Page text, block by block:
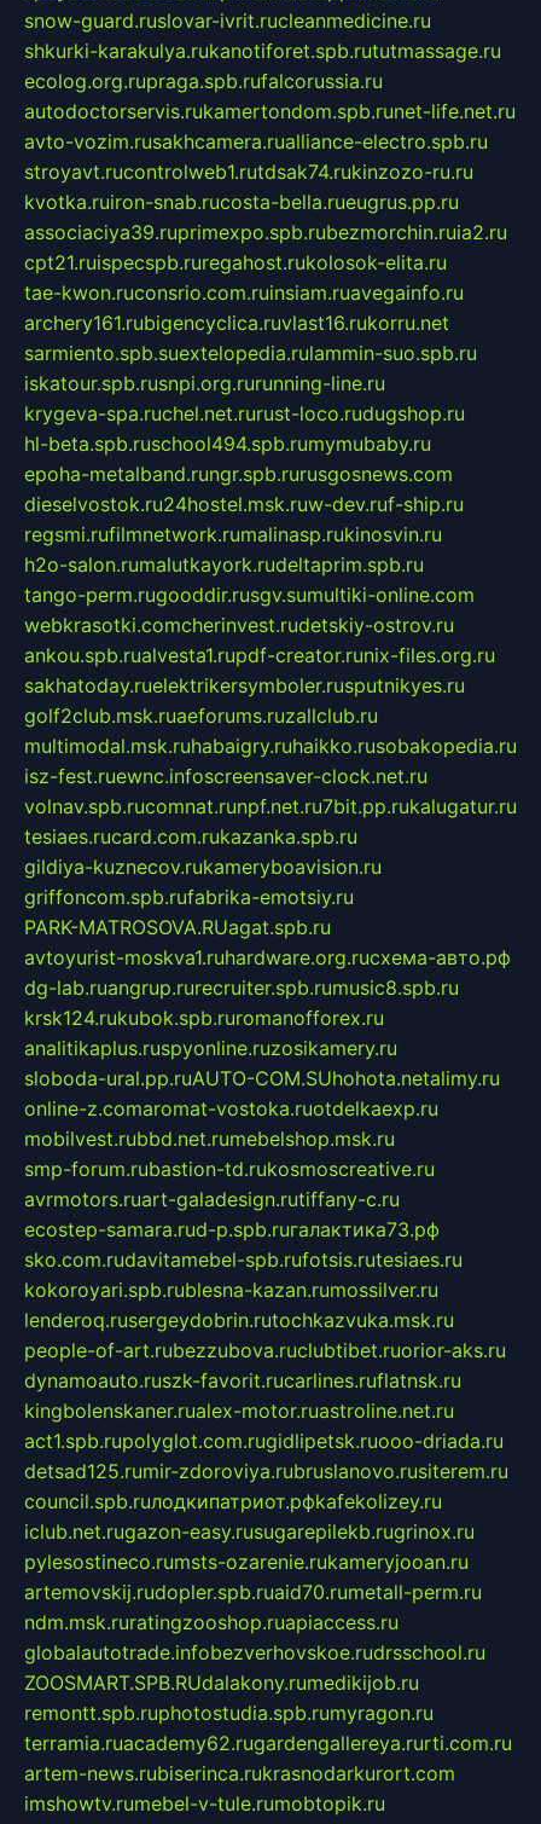
snow-guard.ruslovar-ivrit.rucleanmedicine.ru
shkurki-karakulya.rukanotiforet.spb.rututmassage.ru
ecolog.org.rupraga.spb.rufalcorussia.ru
autodoctorservis.rukamertondom.spb.runet-life.net.ru
avto-vozim.rusakhcamera.rualliance-electro.spb.ru
stroyavt.rucontrolweb1.rutdsak74.rukinzozo-ru.ru
kvotka.ruiron-snab.rucosta-bella.rueugrus.pp.ru
associaciya39.ruprimexpo.spb.rubezmorchin.ruia2.ru
cpt21.ruispecspb.ruregahost.rukolosok-elita.ru
tae-kwon.ruconsrio.com.ruinsiam.ruavegainfo.ru
archery161.rubigencyclica.ruvlast16.rukorru.net
sarmiento.spb.suextelopedia.rulammin-suo.spb.ru
iskatour.spb.rusnpi.org.rurunning-line.ru
krygeva-spa.ruchel.net.rurust-loco.rudugshop.ru
hl-beta.spb.ruschool494.spb.rumymubaby.ru
epoha-metalband.rungr.spb.rurusgosnews.com
dieselvostok.ru24hostel.msk.ruw-dev.ruf-ship.ru
regsmi.rufilmnetwork.rumalinasp.rukinosvin.ru
h2o-salon.rumalutkayork.rudeltaprim.spb.ru
tango-perm.rugooddir.rusgv.sumultiki-online.com
webkrasotki.comcherinvest.rudetskiy-ostrov.ru
ankou.spb.rualvesta1.rupdf-creator.runix-files.org.ru
sakhatoday.ruelektrikersymboler.rusputnikyes.ru
golf2club.msk.ruaeforums.ruzallclub.ru
multimodal.msk.ruhabaigry.ruhaikko.rusobakopedia.ru
isz-fest.ruewnc.infoscreensaver-clock.net.ru
volnav.spb.rucomnat.runpf.net.ru7bit.pp.rukalugatur.ru
tesiaes.rucard.com.rukazanka.spb.ru
gildiya-kuznecov.rukameryboavision.ru
griffoncom.spb.rufabrika-emotsiy.ru
PARK-MATROSOVA.RUagat.spb.ru
avtoyurist-moskva1.ruhardware.org.ruсхема-авто.рф
dg-lab.ruangrup.rurecruiter.spb.rumusic8.spb.ru
krsk124.rukubok.spb.ruromanofforex.ru
analitikaplus.ruspyonline.ruzosikamery.ru
sloboda-ural.pp.ruAUTO-COM.SUhohota.netalimy.ru
online-z.comaromat-vostoka.ruotdelkaexp.ru
mobilvest.rubbd.net.rumebelshop.msk.ru
smp-forum.rubastion-td.rukosmoscreative.ru
avrmotors.ruart-galadesign.rutiffany-c.ru
ecostep-samara.rud-p.spb.ruгалактика73.рф
sko.com.rudavitamebel-spb.rufotsis.rutesiaes.ru
kokoroyari.spb.rublesna-kazan.rumossilver.ru
lenderoq.rusergeydobrin.rutochkazvuka.msk.ru
people-of-art.rubezzubova.ruclubtibet.ruorior-aks.ru
dynamoauto.ruszk-favorit.rucarlines.ruflatnsk.ru
kingbolenskaner.rualex-motor.ruastroline.net.ru
act1.spb.rupolyglot.com.rugidlipetsk.ruooo-driada.ru
detsad125.rumir-zdoroviya.rubruslanovo.rusiterem.ru
council.spb.ruлодкипатриот.рфkafekolizey.ru
iclub.net.rugazon-easy.rusugarepilekb.rugrinox.ru
pylesostineco.rumsts-ozarenie.rukameryjooan.ru
artemovskij.rudopler.spb.ruaid70.rumetall-perm.ru
ndm.msk.ruratingzooshop.ruapiaccess.ru
globalautotrade.infobezverhovskoe.rudrsschool.ru
ZOOSMART.SPB.RUdalakony.rumedikijob.ru
remontt.spb.ruphotostudia.spb.rumyragon.ru
terramia.ruacademy62.rugardengallereya.rurti.com.ru
artem-news.rubiserinca.rukrasnodarkurort.com
imshowtv.rumebel-v-tule.rumobtopik.ru